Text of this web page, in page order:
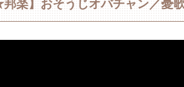
邦楽】おそうじオバチャン／憂